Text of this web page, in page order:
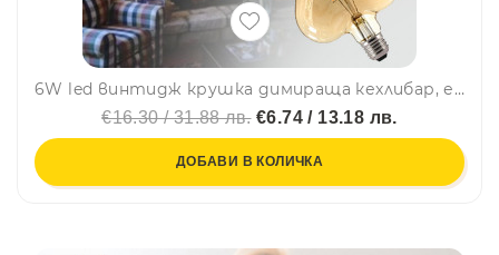
6W led винтидж крушка димираща кехлибар, енергоспестяваща, сърце, BF22
€16.30 / 31.88 лв.€6.74 / 13.18 лв.
ДОБАВИ В КОЛИЧКА